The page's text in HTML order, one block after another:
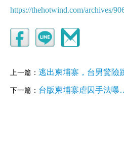
https://thehotwind.com/archives/
上一篇： 逃出柬埔寨，台男驚險跳樓，
下一篇： 台版柬埔寨虐囚手法曝…男被逼「唱歌